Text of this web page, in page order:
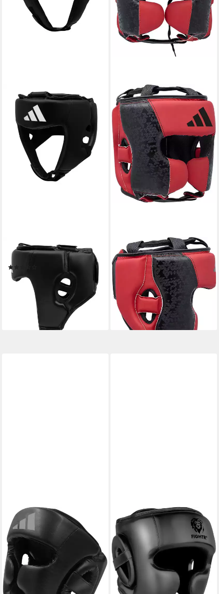
ADIDAS PERFORMANCE
Kopfschutz
44,99 €
lieferbar - in 6-8 Werktagen bei dir
ADIDAS PERFORMANCE
Kopfschutz Combat 50
Headguard
UVP 45,00 €
lieferbar - in 6-8 Werktagen bei dir